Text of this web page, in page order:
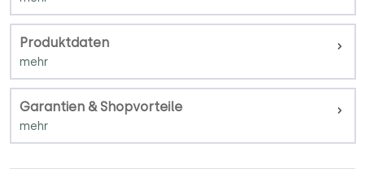
Produktdaten
Garantien & Shopvorteile